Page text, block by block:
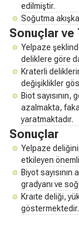
edilmiştir.
Soğutma
Sonuçlar ve
Yelpaze
deliklere göre
Kraterli
değişiklikler
Biot
azalmakta,
yaratmaktadır.
Sonuçlar
Yelpaze
etkileyen
Biyot sayısının
gradyanı ve
Kraıte deliği,
göstermektedir.